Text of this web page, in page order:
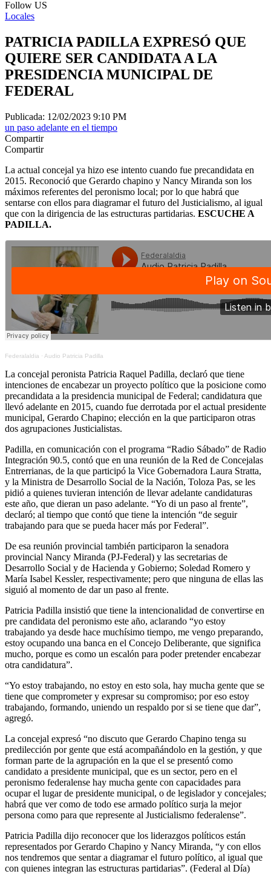
Follow US
Locales
PATRICIA PADILLA EXPRESÓ QUE
QUIERE SER CANDIDATA A LA
PRESIDENCIA MUNICIPAL DE
FEDERAL
Publicada: 12/02/2023 9:10 PM
un paso adelante en el tiempo
Compartir
Compartir
La actual concejal ya hizo ese intento cuando fue precandidata en
2015. Reconoció que Gerardo chapino y Nancy Miranda son los
máximos referentes del peronismo local; por lo que habrá que
sentarse con ellos para diagramar el futuro del Justicialismo, al igual
que con la dirigencia de las estructuras partidarias. ESCUCHE A
PADILLA.
Federalaldia · Audio Patricia Padilla
La concejal peronista Patricia Raquel Padilla, declaró que tiene
intenciones de encabezar un proyecto político que la posicione como
precandidata a la presidencia municipal de Federal; candidatura que
llevó adelante en 2015, cuando fue derrotada por el actual presidente
municipal, Gerardo Chapino; elección en la que participaron otras
dos agrupaciones Justicialistas.
Padilla, en comunicación con el programa “Radio Sábado” de Radio
Integración 90.5, contó que en una reunión de la Red de Concejalas
Entrerrianas, de la que participó la Vice Gobernadora Laura Stratta,
y la Ministra de Desarrollo Social de la Nación, Toloza Pas, se les
pidió a quienes tuvieran intención de llevar adelante candidaturas
este año, que dieran un paso adelante. “Yo di un paso al frente”,
declaró; al tiempo que contó que tiene la intención “de seguir
trabajando para que se pueda hacer más por Federal”.
De esa reunión provincial también participaron la senadora
provincial Nancy Miranda (PJ-Federal) y las secretarias de
Desarrollo Social y de Hacienda y Gobierno; Soledad Romero y
María Isabel Kessler, respectivamente; pero que ninguna de ellas las
siguió al momento de dar un paso al frente.
Patricia Padilla insistió que tiene la intencionalidad de convertirse en
pre candidata del peronismo este año, aclarando “yo estoy
trabajando ya desde hace muchísimo tiempo, me vengo preparando,
estoy ocupando una banca en el Concejo Deliberante, que significa
mucho, porque es como un escalón para poder pretender encabezar
otra candidatura”.
“Yo estoy trabajando, no estoy en esto sola, hay mucha gente que se
tiene que comprometer y expresar su compromiso; por eso estoy
trabajando, formando, uniendo un respaldo por si se tiene que dar”,
agregó.
La concejal expresó “no discuto que Gerardo Chapino tenga su
predilección por gente que está acompañándolo en la gestión, y que
forman parte de la agrupación en la que el se presentó como
candidato a presidente municipal, que es un sector, pero en el
peronismo federalense hay mucha gente con capacidades para
ocupar el lugar de presidente municipal, o de legislador y concejales;
habrá que ver como de todo ese armado político surja la mejor
persona como para que represente al Justicialismo federalense”.
Patricia Padilla dijo reconocer que los liderazgos políticos están
representados por Gerardo Chapino y Nancy Miranda, “y con ellos
nos tendremos que sentar a diagramar el futuro político, al igual que
con quienes integran las estructuras partidarias”. (Federal al Día)